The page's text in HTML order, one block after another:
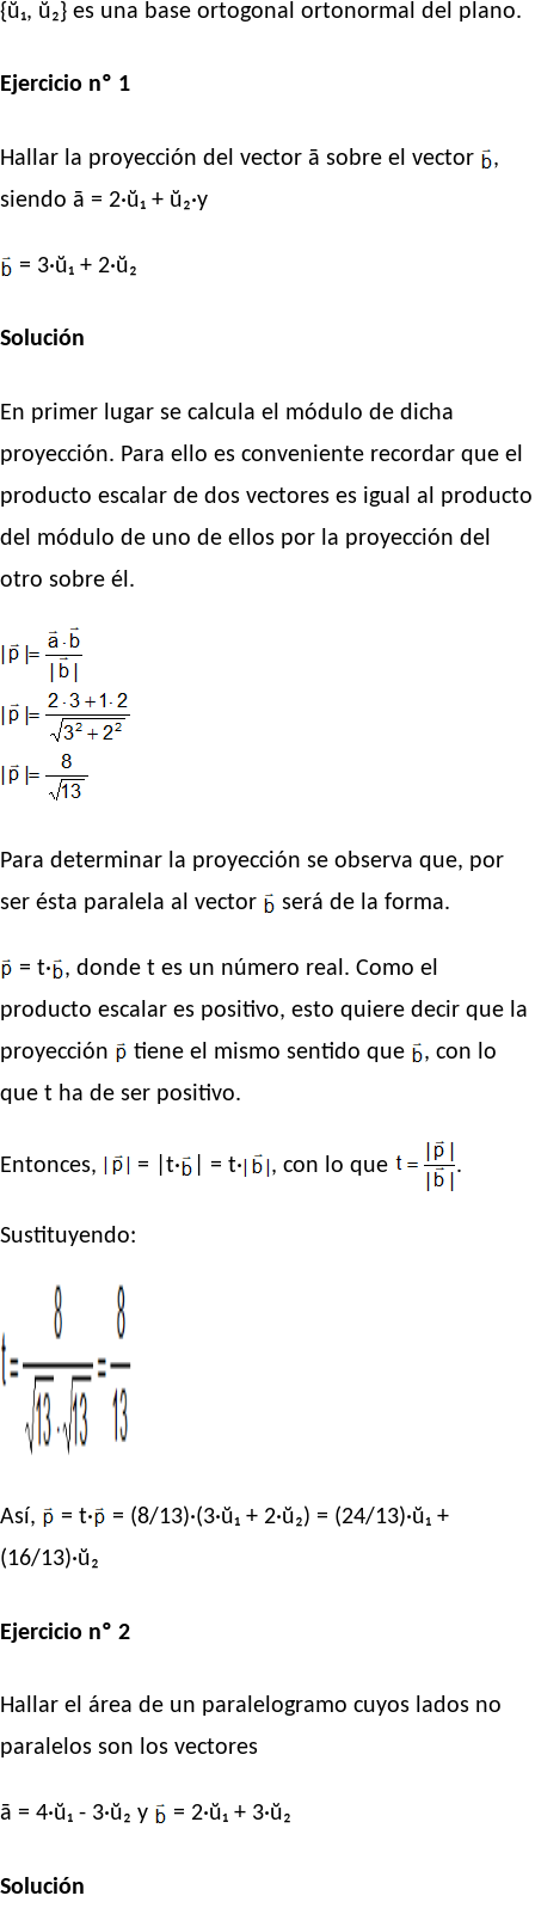
{ŭ₁, ŭ₂} es una base ortogonal ortonormal del plano.
Ejercicio nº 1
Hallar la proyección del vector ā sobre el vector
,
siendo ā = 2·ŭ₁ + ŭ₂·y
= 3·ŭ₁ + 2·ŭ₂
Solución
En primer lugar se calcula el módulo de dicha
proyección. Para ello es conveniente recordar que el
producto escalar de dos vectores es igual al producto
del módulo de uno de ellos por la proyección del
otro sobre él.
Para determinar la proyección se observa que, por
ser ésta paralela al vector
será de la forma.
= t·
, donde t es un número real. Como el
producto escalar es positivo, esto quiere decir que la
proyección
tiene el mismo sentido que
, con lo
que t ha de ser positivo.
Entonces, = |t· | = t· , con lo que .
Sustituyendo:
Así, = t·
= (8/13)·(3·ŭ₁ + 2·ŭ₂) = (24/13)·ŭ₁ +
(16/13)·ŭ₂
Ejercicio nº 2
Hallar el área de un paralelogramo cuyos lados no
paralelos son los vectores
ā = 4·ŭ₁ - 3·ŭ₂ y = 2·ŭ₁ + 3·ŭ₂
Solución